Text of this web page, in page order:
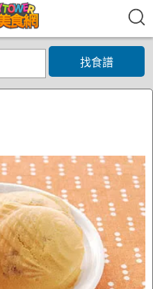
找食譜